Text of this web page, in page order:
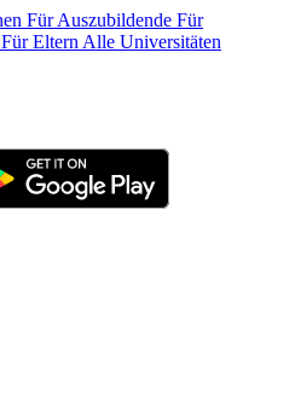
Für Auszubildende Für
Für Eltern Alle Universitäten